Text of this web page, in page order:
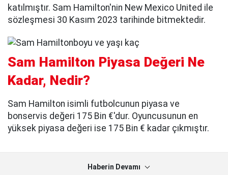
katılmıştır. Sam Hamilton'nin New Mexico United ile
sözleşmesi 30 Kasım 2023 tarihinde bitmektedir.
Sam Hamilton Piyasa Değeri Ne
Kadar, Nedir?
Sam Hamilton isimli futbolcunun piyasa ve
bonservis değeri 175 Bin €'dur. Oyuncusunun en
yüksek piyasa değeri ise 175 Bin € kadar çıkmıştır.
Haberin Devamı